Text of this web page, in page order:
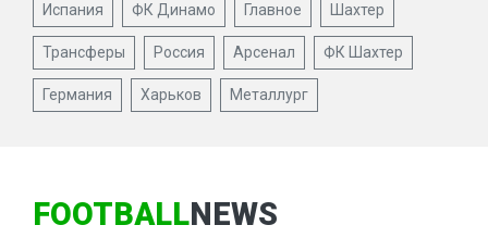
Испания ФК Динамо Главное Шахтер
Трансферы Россия Арсенал ФК Шахтер
Германия Харьков Металлург
FOOTBALLNEWS